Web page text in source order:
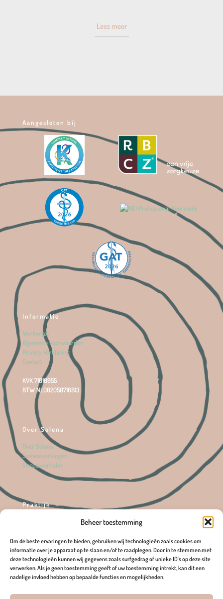
Beheer toestemming
Om de beste ervaringen te bieden, gebruiken wij technologieën zoals cookies om
informatie over je apparaat op te slaan en/of te raadplegen. Door in te stemmen met
deze technologieën kunnen wij gegevens zoals surfgedrag of unieke ID's op deze site
verwerken. Als je geen toestemming geeft of uw toestemming intrekt, kan dit een
nadelige invloed hebben op bepaalde functies en mogelijkheden.
Lees meer
Aangesloten bij
Informatie
Werkwijze
Algemene voorwaarden
Privacy Verklaring
Contact
KVK 71010955
BTW NL002050716B13
Over Solena
Over Solena
Samenwerkingen
Succesverhalen
Praktijk
6561 CM Groesbeek
06 11 18 53 83
info@bewustmetsolena.nl